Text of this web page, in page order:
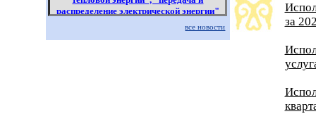
распределение электрической энергии"
2023-10-24:Исполнение инвестиционной
программы по регулируемым услугам за
все новости
за